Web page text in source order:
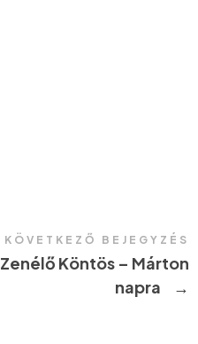
KÖVETKEZŐ BEJEGYZÉS
Zenélő Köntös – Márton
napra
→